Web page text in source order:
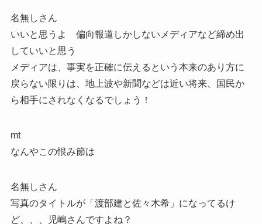
名無しさん
いいと思うよ 偏向報道しかしないメディアなど締め出
していいと思う
メディアは、事実を正確に伝えるという本来のあり方に
戻らない限りは、地上波や新聞などは近い将来、国民か
ら相手にされなくなるでしょう！
mt
なんやこの恨み節は
名無しさん
写真のタイトルが「渡部建と佐々木希」になってるけ
ど、、、児嶋さんですよね？